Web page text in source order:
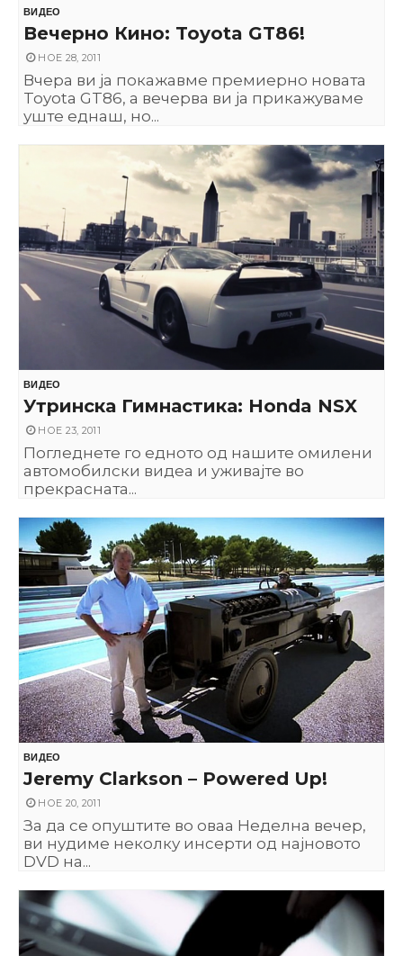
ВИДЕО
Вечерно Кино: Toyota GT86!
НОЕ 28, 2011
Вчера ви ја покажавме премиерно новата
Toyota GT86, а вечерва ви ја прикажуваме
уште еднаш, но...
ВИДЕО
Утринска Гимнастика: Honda NSX
НОЕ 23, 2011
Погледнете го едното од нашите омилени
автомобилски видеа и уживајте во
прекрасната...
ВИДЕО
Jeremy Clarkson – Powered Up!
НОЕ 20, 2011
За да се опуштите во оваа Неделна вечер,
ви нудиме неколку инсерти од најновото
DVD на...